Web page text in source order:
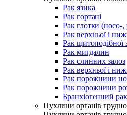
Рак язика
Рак гортані
Рак глотки (носо-,
Рак верхньої і
Рак щитоподібної
Рак мигдалин
Рак слинних залоз
Рак верхньої і
Рак порожнини
Рак порожнини
Бранхіогенний
Пухлини органів